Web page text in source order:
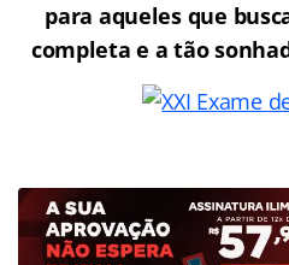
para aqueles que
completa e a tão